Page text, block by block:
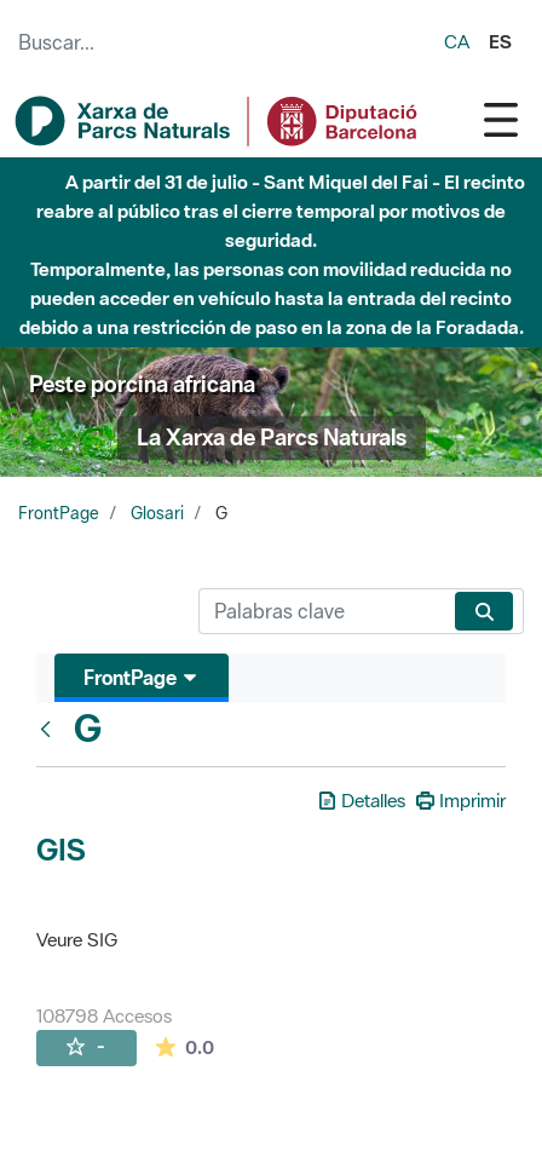
CA ES
A partir del 31 de julio - Sant Miquel del Fai - El recinto
reabre al público tras el cierre temporal por motivos de
seguridad.
Temporalmente, las personas con movilidad reducida no
pueden acceder en vehículo hasta la entrada del recinto
debido a una restricción de paso en la zona de la Foradada.
Peste porcina africana
La Xarxa de Parcs Naturals
FrontPage Glosari G
FrontPage
G
Detalles Imprimir
GIS
Veure SIG
108798 Accesos
- 0.0La valoración media es de 0 estrellas de